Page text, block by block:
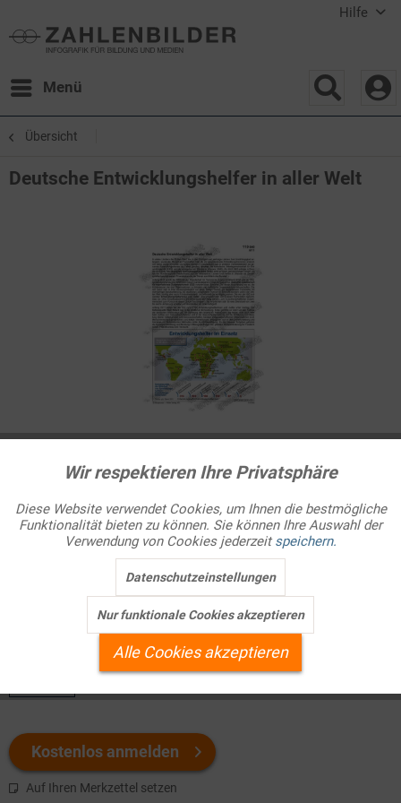
Hilfe
Menü
Übersicht
Deutsche Entwicklungshelfer in aller Welt
Deutsche Entwicklungshelfer in aller Welt
In vielen Ländern der Dritten Welt, die in den fünfziger und
sechziger Jahren ihre Unabhängigkeit erlangten, wurde der
Welchen Download brauchen Sie?
Kostenlos anmelden
Auf Ihren Merkzettel setzen
Funktionale Aktiv
Marketing Inaktiv
Personalisierung Inaktiv
Service
Wir respektieren Ihre Privatsphäre
Diese Website verwendet Cookies, um Ihnen die bestmögliche
Funktionalität bieten zu können. Sie können Ihre Auswahl der
Verwendung von Cookies jederzeitspeichern.
Datenschutzeinstellungen
Nur funktionale Cookies akzeptieren
Alle Cookies akzeptieren